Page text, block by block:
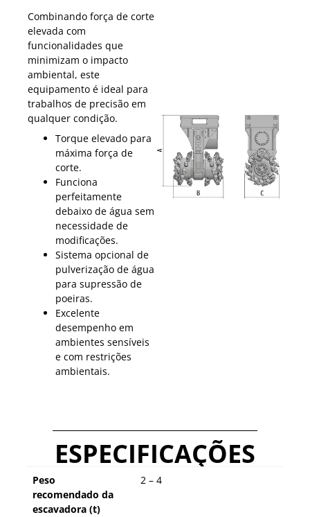
Combinando força de corte
elevada com
funcionalidades que
minimizam o impacto
ambiental, este
equipamento é ideal para
trabalhos de precisão em
qualquer condição.
Torque elevado para
máxima força de
corte.
Funciona
perfeitamente
debaixo de água sem
necessidade de
modificações.
Sistema opcional de
pulverização de água
para supressão de
poeiras.
Excelente
desempenho em
ambientes sensíveis
e com restrições
ambientais.
ESPECIFICAÇÕES
Peso
recomendado da
escavadora (t)
2 – 4